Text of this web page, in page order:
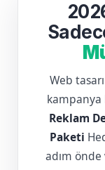
Web
kampanya
Reklam
Paketi
adım